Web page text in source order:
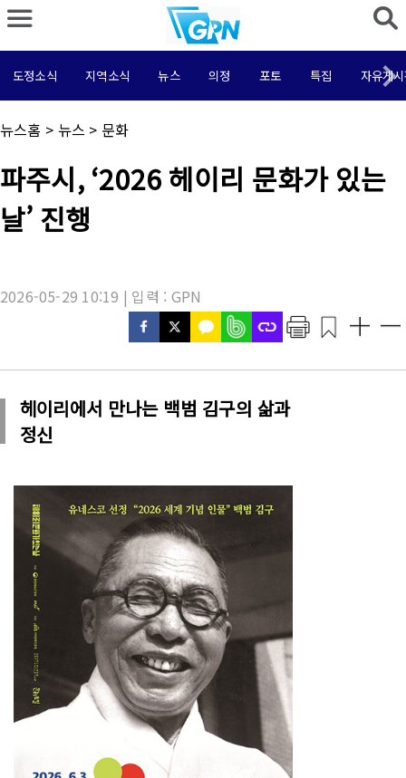
도정소식 지역소식 뉴스 의정 포토 특집 자유게
채
널
:
뉴스홈 > 뉴스 > 문화
기
사
목
파주시, ‘2026 헤이리 문화가 있는
날’ 진행
2026-05-29 10:19 | 입력 : GPN
헤이리에서 만나는 백범 김구의 삶과
정신